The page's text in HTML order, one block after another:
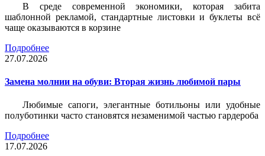
В среде современной экономики, которая забита
шаблонной рекламой, стандартные листовки и буклеты всё
чаще оказываются в корзине
Подробнее
27.07.2026
Замена молнии на обуви: Вторая жизнь любимой пары
Любимые сапоги, элегантные ботильоны или удобные
полуботинки часто становятся незаменимой частью гардероба
Подробнее
17.07.2026